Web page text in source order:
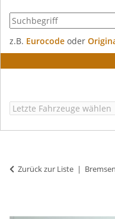
z.B. Eurocode oder
Zurück zur Liste